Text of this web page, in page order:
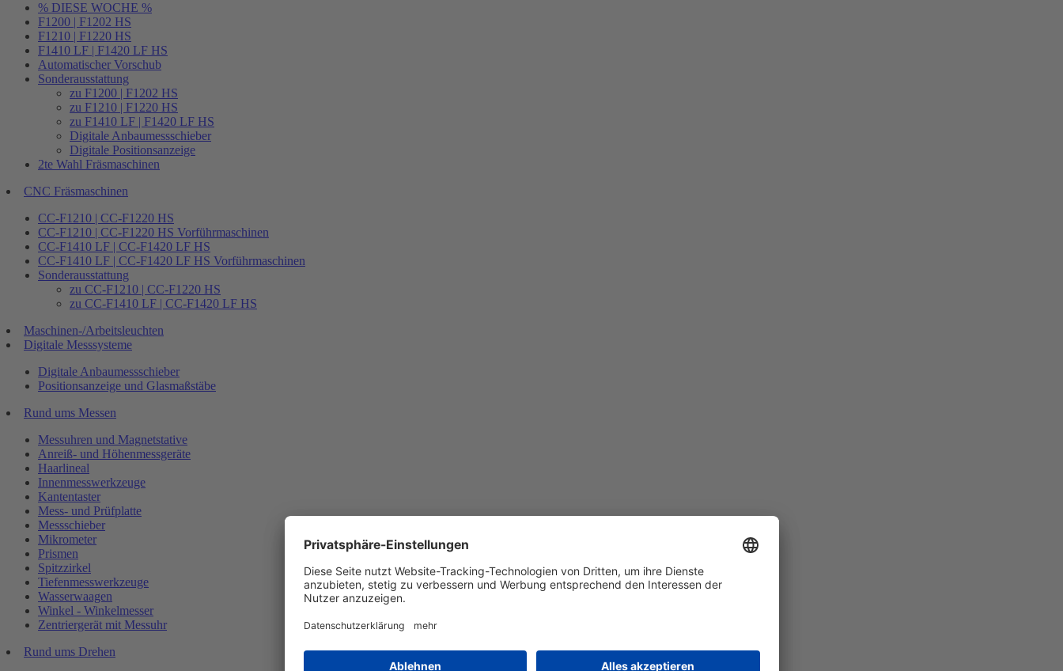
% DIESE WOCHE %
F1200 | F1202 HS
F1210 | F1220 HS
F1410 LF | F1420 LF HS
Automatischer Vorschub
Sonderausstattung
zu F1200 | F1202 HS
zu F1210 | F1220 HS
zu F1410 LF | F1420 LF HS
Digitale Anbaumessschieber
Digitale Positionsanzeige
2te Wahl Fräsmaschinen
CNC Fräsmaschinen
CC-F1210 | CC-F1220 HS
CC-F1210 | CC-F1220 HS Vorführmaschinen
CC-F1410 LF | CC-F1420 LF HS
CC-F1410 LF | CC-F1420 LF HS Vorführmaschinen
Sonderausstattung
zu CC-F1210 | CC-F1220 HS
zu CC-F1410 LF | CC-F1420 LF HS
Maschinen-/Arbeitsleuchten
Digitale Messsysteme
Digitale Anbaumessschieber
Positionsanzeige und Glasmaßstäbe
Rund ums Messen
Messuhren und Magnetstative
Anreiß- und Höhenmessgeräte
Haarlineal
Innenmesswerkzeuge
Kantentaster
Mess- und Prüfplatte
Messschieber
Mikrometer
Prismen
Spitzzirkel
Tiefenmesswerkzeuge
Wasserwaagen
Winkel - Winkelmesser
Zentriergerät mit Messuhr
Rund ums Drehen